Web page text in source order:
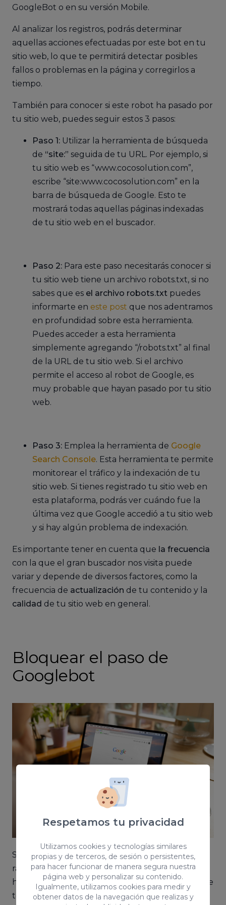
Respetamos tu privacidad
Utilizamos cookies y tecnologías similares
propias y de terceros, de sesión o persistentes,
para hacer funcionar de manera segura nuestra
página web y personalizar su contenido.
Igualmente, utilizamos cookies para medir y
obtener datos de la navegación que realizas y
GoogleBot o en su versión Mobile.
Al analizar los registros, podrás determinar
aquellas acciones efectuadas por este bot en tu
sitio web, lo que te permitirá detectar posibles
fallos o problemas en la página y corregirlos a
tiempo.
También para conocer si este robot ha pasado por
tu sitio web, puedes seguir estos 3 pasos:
Paso 1: Utilizar la herramienta de búsqueda
de “site:” seguida de tu URL. Por ejemplo, si
tu sitio web es “www.cocosolution.com”,
escribe “site:www.cocosolution.com” en la
barra de búsqueda de Google. Esto te
mostrará todas aquellas páginas indexadas
de tu sitio web en el buscador.
Paso 2: Para este paso necesitarás conocer si
tu sitio web tiene un archivo robots.txt, si no
sabes que es el archivo robots.txt puedes
informarte en este post que nos adentramos
en profundidad sobre esta herramienta.
Puedes acceder a esta herramienta
simplemente agregando “/robots.txt” al final
de la URL de tu sitio web. Si el archivo
permite el acceso al robot de Google, es
muy probable que hayan pasado por tu sitio
web.
Paso 3: Emplea la herramienta de Google
Search Console. Esta herramienta te permite
monitorear el tráfico y la indexación de tu
sitio web. Si tienes registrado tu sitio web en
esta plataforma, podrás ver cuándo fue la
última vez que Google accedió a tu sitio web
y si hay algún problema de indexación.
Es importante tener en cuenta que la frecuencia
con la que el gran buscador nos visita puede
variar y depende de diversos factores, como la
frecuencia de actualización de tu contenido y la
calidad de tu sitio web en general.
Bloquear el paso de
Googlebot
Si no deseas que una o varias URLs sean
rastreadas por el robot de Google, te damos dos
herramientas. Sin embargo,te advertimosde que
tengas mucho cuidado a la hora de realizar dicho